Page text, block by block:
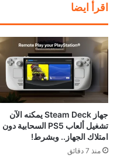
اقرأ ايضا
جهاز Steam Deck يمكنه الآن
تشغيل ألعاب PS5 السحابية دون
امتلاك الجهاز.. وبشرط!
منذ 7 دقائق